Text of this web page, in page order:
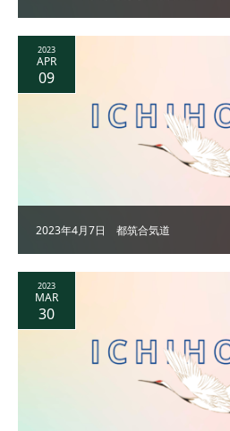
2023年4月7日 都筑合気道
2023
APR
09
2023
MAR
30